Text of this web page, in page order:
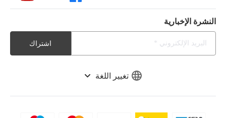
تغيير اللغة
النشرة الإخبارية
اشتراك